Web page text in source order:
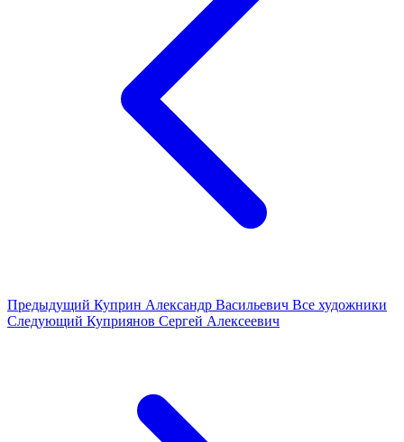
Предыдущий Куприн Александр Васильевич Все художники
Следующий Куприянов Сергей Алексеевич